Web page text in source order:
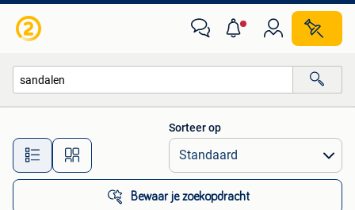
Alle afstanden…
Sorteer op
Bewaar je zoekopdracht